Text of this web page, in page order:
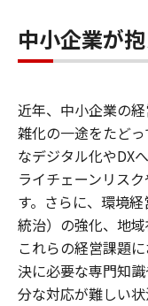
中小企業が
近年、中小企業の
雑化の一途をたど
なデジタル化やDX
ライチェーンリス
す。さらに、環境
統治）の強化、地域
これらの経営課題
決に必要な専門知
分な対応が難しい状